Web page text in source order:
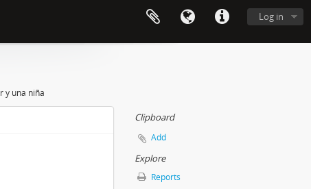
Log in
y una niña
Clipboard
Add
Explore
Reports